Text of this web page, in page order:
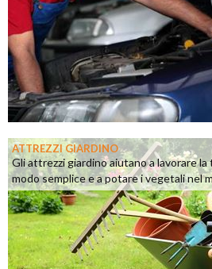
ATTREZZI GIARDINO
Gli attrezzi giardino aiutano a lavorare la
modo semplice e a potare i vegetali nel